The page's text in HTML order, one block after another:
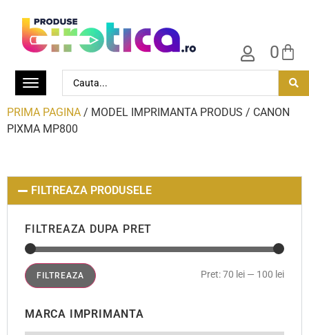
0
PRIMA PAGINA / MODEL IMPRIMANTA PRODUS / CANON
PIXMA MP800
FILTREAZA PRODUSELE
FILTREAZA DUPA PRET
FILTREAZA Pret:70 lei — 100 lei
MARCA IMPRIMANTA